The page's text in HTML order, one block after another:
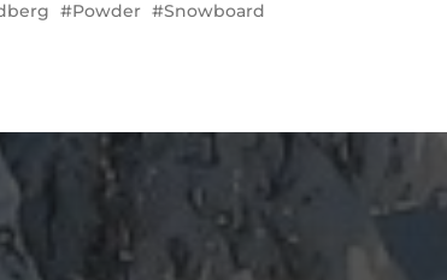
Powder Snowboard